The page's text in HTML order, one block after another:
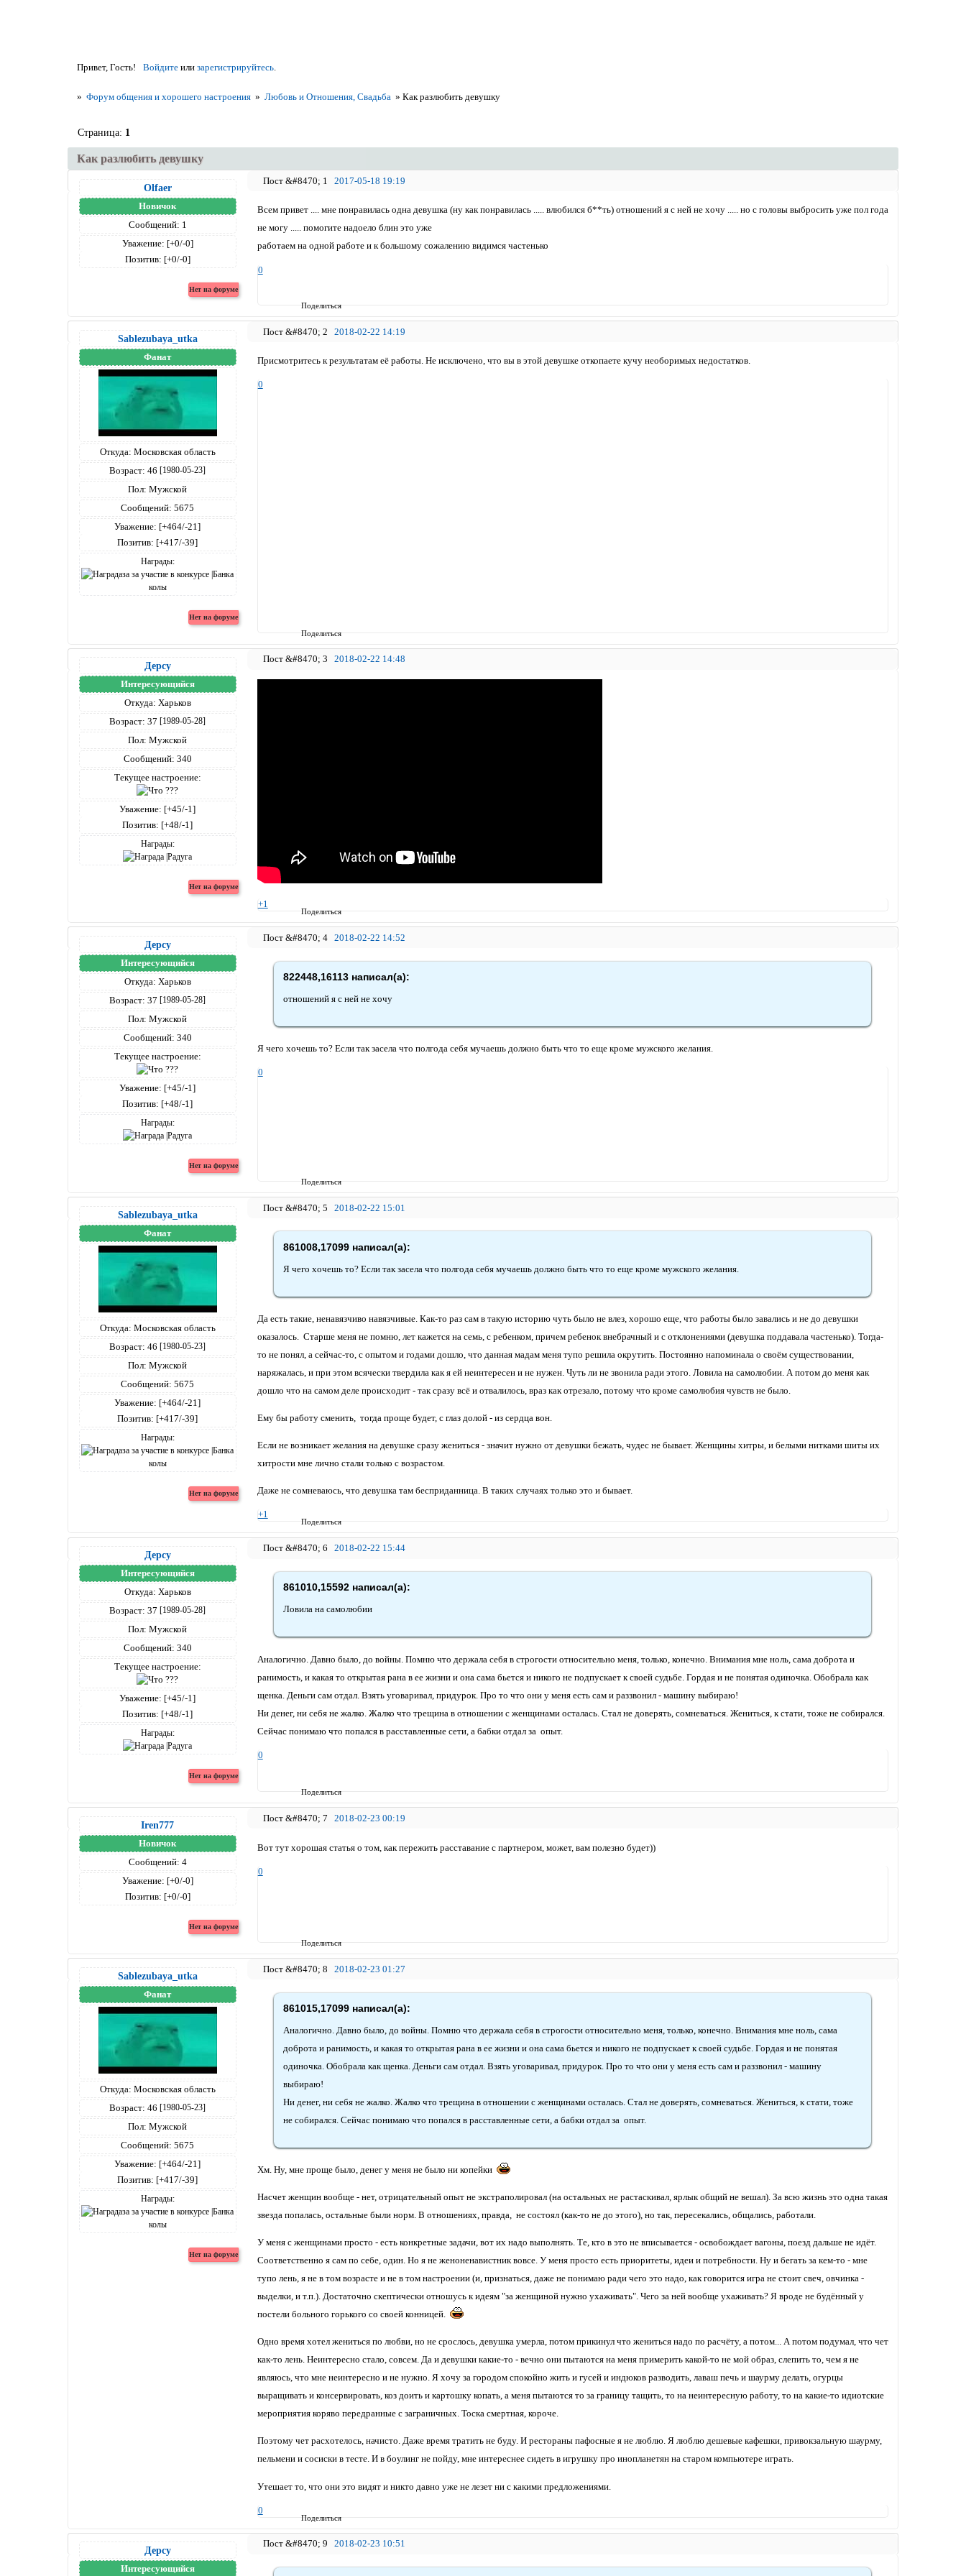
Привет, Гость! Войдитеили зарегистрируйтесь.
» Форум общения и хорошего настроения » Любовь и Отношения, Свадьба »Как разлюбить девушку
Как разлюбить девушку
Страница: 1
Поделиться
1 2017-05-18 19:19
Olfaer
Новичок
Сообщений: 1
Уважение: [+0/-0]
Позитив: [+0/-0]
Всем привет .... мне понравилась одна девушка (ну как понравилась ..... влюбился б**ть) отношений я с ней не хочу ..... но с головы выбросить уже пол года
не могу ..... помогите надоело блин это уже
работаем на одной работе и к большому сожалению видимся частенько
0
Поделиться
2 2018-02-22 14:19
Sablezubaya_utka
Фанат
Откуда: Московская область
Возраст: 46[1980-05-23]
Пол: Мужской
Сообщений: 5675
Уважение: [+464/-21]
Позитив: [+417/-39]
Награды:
Присмотритесь к результатам её работы. Не исключено, что вы в этой девушке откопаете кучу необоримых недостатков.
0
Поделиться
3 2018-02-22 14:48
Дерсу
Интересующийся
Откуда: Харьков
Возраст: 37 [1989-05-28]
Пол: Мужской
Сообщений: 340
Текущее настроение:
Уважение: [+45/-1]
Позитив: [+48/-1]
Награды:
+1
Поделиться
4 2018-02-22 14:52
Дерсу
Интересующийся
Откуда: Харьков
Возраст: 37 [1989-05-28]
Пол: Мужской
Сообщений: 340
Текущее настроение:
Уважение: [+45/-1]
Позитив: [+48/-1]
Награды:
822448,16113 написал(а):
отношений я с ней не хочу
Я чего хочешь то? Если так засела что полгода себя мучаешь должно быть что то еще кроме мужского желания.
0
Поделиться
5 2018-02-22 15:01
Sablezubaya_utka
Фанат
Откуда: Московская область
Возраст: 46[1980-05-23]
Пол: Мужской
Сообщений: 5675
Уважение: [+464/-21]
Позитив: [+417/-39]
Награды:
861008,17099 написал(а):
Я чего хочешь то? Если так засела что полгода себя мучаешь должно быть что то еще кроме мужского желания.
Да есть такие, ненавязчиво навязчивые. Как-то раз сам в такую историю чуть было не влез, хорошо еще, что работы было завались и не до девушки
оказалось. Старше меня не помню, лет кажется на семь, с ребенком, причем ребенок внебрачный и с отклонениями (девушка поддавала частенько). Тогда-
то не понял, а сейчас-то, с опытом и годами дошло, что данная мадам меня тупо решила окрутить. Постоянно напоминала о своём существовании,
наряжалась, и при этом всячески твердила как я ей неинтересен и не нужен. Чуть ли не звонила ради этого. Ловила на самолюбии. А потом до меня как
дошло что на самом деле происходит - так сразу всё и отвалилось, враз как отрезало, потому что кроме самолюбия чувств не было.
Ему бы работу сменить, тогда проще будет, с глаз долой - из сердца вон.
Если не возникает желания на девушке сразу жениться - значит нужно от девушки бежать, чудес не бывает. Женщины хитры, и белыми нитками шиты их
хитрости мне лично стали только с возрастом.
Даже не сомневаюсь, что девушка там бесприданница. В таких случаях только это и бывает.
+1
Поделиться
6 2018-02-22 15:44
Дерсу
Интересующийся
Откуда: Харьков
Возраст: 37 [1989-05-28]
Пол: Мужской
Сообщений: 340
Текущее настроение:
Уважение: [+45/-1]
Позитив: [+48/-1]
Награды:
861010,15592 написал(а):
Ловила на самолюбии
Аналогично. Давно было, до войны. Помню что держала себя в строгости относительно меня, только, конечно. Внимания мне ноль, сама доброта и
ранимость, и какая то открытая рана в ее жизни и она сама бьется и никого не подпускает к своей судьбе. Гордая и не понятая одиночка. Обобрала как
щенка. Деньги сам отдал. Взять уговаривал, придурок. Про то что они у меня есть сам и раззвонил - машину выбираю!
Ни денег, ни себя не жалко. Жалко что трещина в отношении с женщинами осталась. Стал не доверять, сомневаться. Жениться, к стати, тоже не собирался.
Сейчас понимаю что попался в расставленные сети, а бабки отдал за опыт.
0
Поделиться
7 2018-02-23 00:19
Iren777
Новичок
Сообщений: 4
Уважение: [+0/-0]
Позитив: [+0/-0]
Вот тут хорошая статья о том, как пережить расставание с партнером, может, вам полезно будет))
0
Поделиться
8 2018-02-23 01:27
Sablezubaya_utka
Фанат
Откуда: Московская область
Возраст: 46[1980-05-23]
Пол: Мужской
Сообщений: 5675
Уважение: [+464/-21]
Позитив: [+417/-39]
Награды:
861015,17099 написал(а):
Аналогично. Давно было, до войны. Помню что держала себя в строгости относительно меня, только, конечно. Внимания мне ноль, сама
доброта и ранимость, и какая то открытая рана в ее жизни и она сама бьется и никого не подпускает к своей судьбе. Гордая и не понятая
одиночка. Обобрала как щенка. Деньги сам отдал. Взять уговаривал, придурок. Про то что они у меня есть сам и раззвонил - машину
выбираю!
Ни денег, ни себя не жалко. Жалко что трещина в отношении с женщинами осталась. Стал не доверять, сомневаться. Жениться, к стати, тоже
не собирался. Сейчас понимаю что попался в расставленные сети, а бабки отдал за опыт.
Хм. Ну, мне проще было, денег у меня не было ни копейки
Насчет женщин вообще - нет, отрицательный опыт не экстраполировал (на остальных не растаскивал, ярлык общий не вешал). За всю жизнь это одна такая
звезда попалась, остальные были норм. В отношениях, правда, не состоял (как-то не до этого), но так, пересекались, общались, работали.
У меня с женщинами просто - есть конкретные задачи, вот их надо выполнять. Те, кто в это не вписывается - освобождает вагоны, поезд дальше не идёт.
Соответственно я сам по себе, один. Но я не женоненавистник вовсе. У меня просто есть приоритеты, идеи и потребности. Ну и бегать за кем-то - мне
тупо лень, я не в том возрасте и не в том настроении (и, признаться, даже не понимаю ради чего это надо, как говорится игра не стоит свеч, овчинка -
выделки, и т.п.). Достаточно скептически отношусь к идеям "за женщиной нужно ухаживать". Чего за ней вообще ухаживать? Я вроде не будённый у
постели больного горького со своей конницей.
Одно время хотел жениться по любви, но не срослось, девушка умерла, потом прикинул что жениться надо по расчёту, а потом... А потом подумал, что чет
как-то лень. Неинтересно стало, совсем. Да и девушки какие-то - вечно они пытаются на меня примерить какой-то не мой образ, слепить то, чем я не
являюсь, что мне неинтересно и не нужно. Я хочу за городом спокойно жить и гусей и индюков разводить, лаваш печь и шаурму делать, огурцы
выращивать и консервировать, коз доить и картошку копать, а меня пытаются то за границу тащить, то на неинтересную работу, то на какие-то идиотские
мероприятия коряво передранные с заграничных. Тоска смертная, короче.
Поэтому чет расхотелось, начисто. Даже время тратить не буду. И рестораны пафосные я не люблю. Я люблю дешевые кафешки, привокзальную шаурму,
пельмени и сосиски в тесте. И в боулинг не пойду, мне интереснее сидеть в игрушку про инопланетян на старом компьютере играть.
Утешает то, что они это видят и никто давно уже не лезет ни с какими предложениями.
0
9 2018-02-23 10:51
Дерсу
Интересующийся